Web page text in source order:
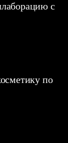
с
по